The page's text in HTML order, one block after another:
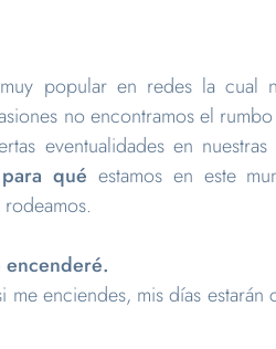
popular en redes la cual
no encontramos el
eventualidades en
para qué estamos en este
encenderé.
enciendes, mis días estarán